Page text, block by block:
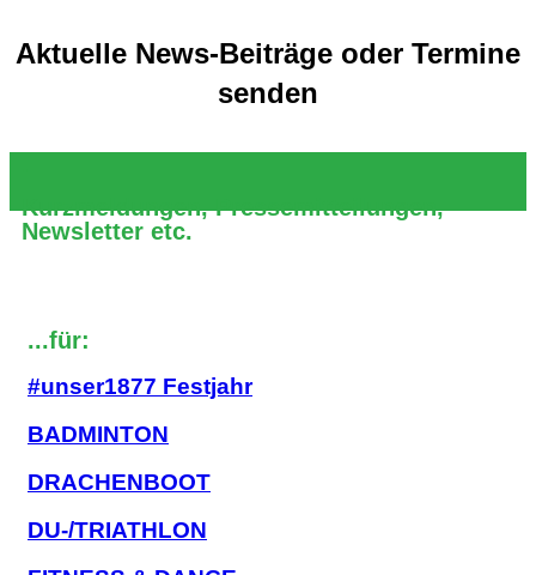
Aktuelle News-Beiträge oder Termine
senden
Kurzmeldungen, Pressemitteilungen,
Newsletter etc.
...für:
#unser1877 Festjahr
BADMINTON
DRACHENBOOT
DU-/TRIATHLON